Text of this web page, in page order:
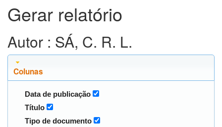
Gerar relatório
Autor : SÁ, C. R. L.
Colunas
Data de publicação
Título
Tipo de documento